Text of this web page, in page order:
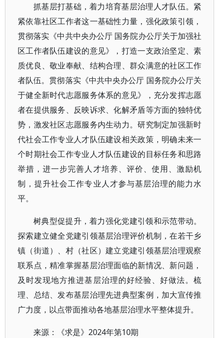
抓基层打基础，着力培育基层治理人才队伍。紧
紧依靠社区工作者这一基础性力量，强化政策引领，
贯彻落实《中共中央办公厅 国务院办公厅关于加强社
区工作者队伍建设的意见》，打造一支政治坚定、素
质优良、敬业奉献、结构合理、群众满意的社区工作
者队伍。贯彻落实《中共中央办公厅 国务院办公厅关
于健全新时代志愿服务体系的意见》，充分发挥志愿
者在提供服务、反映诉求、化解矛盾等方面的独特优
势，激发社区志愿服务内生动力。研究制定加强新时
代社会工作专业人才队伍建设相关政策，明确未来一
个时期社会工作专业人才队伍建设的目标任务和思路
举措，进一步完善人才培养、评价、使用、激励机
制，提升社会工作专业人才参与基层治理的能力水
平。
树典型促提升，着力强化党建引领和示范带动。
探索建立健全党建引领基层治理评价机制，在若干乡
镇（街道）、村（社区）建立党建引领基层治理观察
联系点，精准掌握基层治理面临的新情况、新问题，
及时发现地方推进基层治理的好经验、好做法。梳
理、总结、发布基层治理先进典型案例，加大宣传推
广力度，以点带面推动各地基层治理水平整体提升。
来源：《求是》2024年第10期